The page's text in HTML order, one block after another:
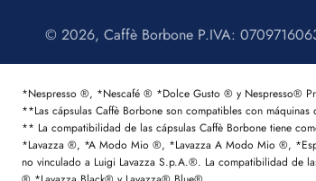
© 2026, Caffè Borbone P.IVA:
*Nespresso ®, *Nescafé ® *Dolce Gusto ® y Nespresso®
**Las cápsulas Caffè Borbone son compatibles con
** La compatibilidad de las cápsulas Caffè Borbone tiene
*Lavazza ®, *A Modo Mio ®, *Lavazza A Modo Mio ®,
no vinculado a Luigi Lavazza S.p.A.®. La compatibilidad de